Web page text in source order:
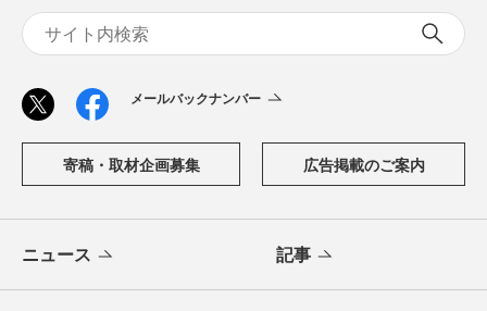
メールバックナンバー
寄稿・取材企画募集 広告掲載のご案内
ニュース 記事